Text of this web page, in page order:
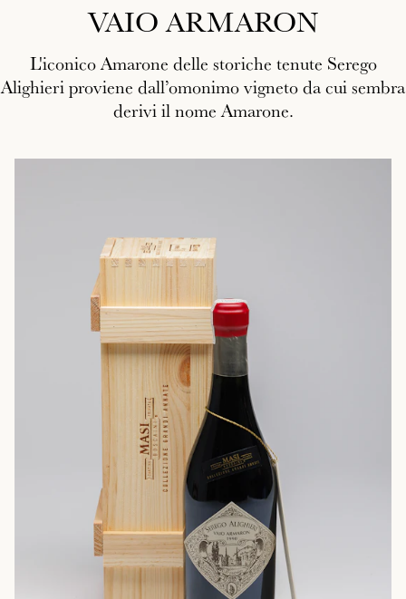
VAIO ARMARON
L'iconico Amarone delle storiche tenute Serego
Alighieri proviene dall’omonimo vigneto da cui sembra
derivi il nome Amarone.